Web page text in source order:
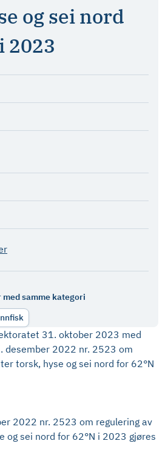
og sei nord
2023
samme kategori
31. oktober 2023 med
desember 2022 nr. 2523 om
torsk, hyse og sei nord for 62°N
2022 nr. 2523 om regulering av
og sei nord for 62°N i 2023 gjøres